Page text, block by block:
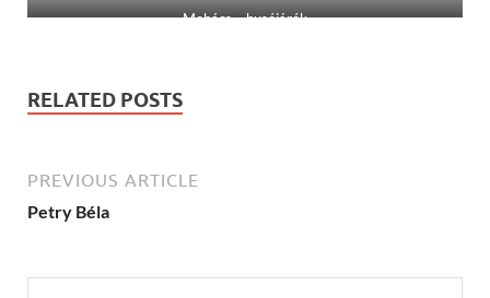
Mohács – busójárók
RELATED POSTS
PREVIOUS ARTICLE
Petry Béla